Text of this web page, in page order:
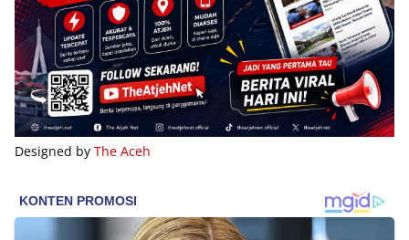
Designed by The Aceh